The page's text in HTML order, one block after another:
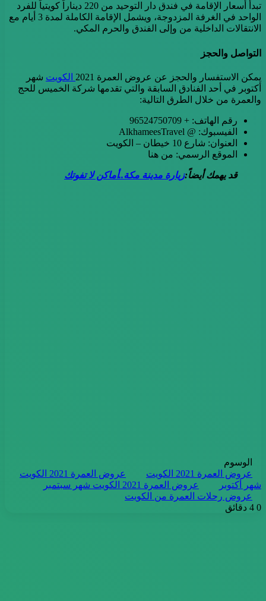
تبدأ أسعار الإقامة في فندق دار التوحيد من 220 ديناراً كويتياً للفرد
الواحد في الغرفة المزدوجة، ويشمل الإقامة الكاملة لمدة 3 أيام مع
الانتقالات الداخلية من وإلى الفندق والحرم المكي.
التواصل والحجز
يمكن الاستفسار والحجز عن عروض العمرة 2021 الكويت شهر
أكتوبر في أحد الفنادق السابقة والتي تقدمها شركة الخميس للحج
والعمرة من خلال الطرق التالية:
رقم الهاتف: + 96524750709
الفيسبوك: @ AlkhameesTravel
العنوان: شارع 10 خيطان – الكويت
الموقع الرسمي: من هنا
قد يهمك أيضاً:زيارة مدينة مكة..أماكن لا تفوتك
الوسوم
عروض العمرة 2021 الكويت
عروض العمرة 2021 الكويت
شهر أكتوبر
عروض العمرة 2021 الكويت شهر سبتمبر
عروض رحلات العمرة من الكويت
0